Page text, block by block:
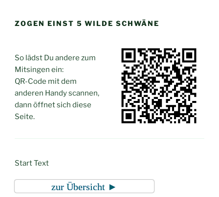
springen
ZOGEN EINST 5 WILDE SCHWÄNE
So lädst Du andere zum
Mitsingen ein:
QR-Code mit dem
anderen Handy scannen,
dann öffnet sich diese
Seite.
Start Text
zur Übersicht ►